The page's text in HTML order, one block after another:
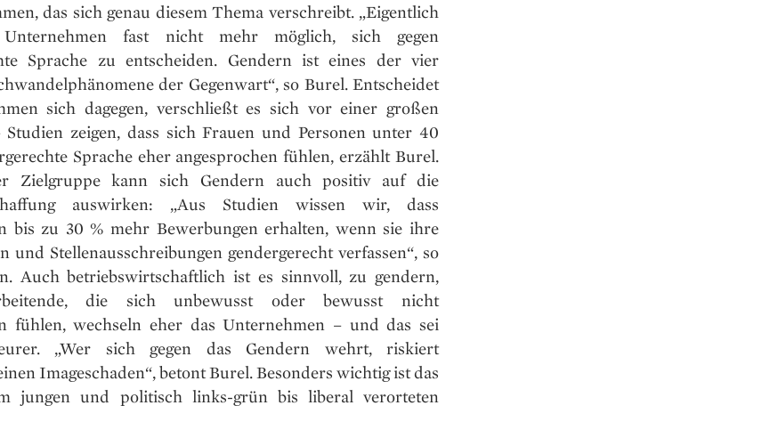
das sich genau diesem Thema verschreibt. „Eigentlich
fast nicht mehr möglich, sich gegen
Sprache zu entscheiden. Gendern ist eines der vier
der Gegenwart“, so Burel. Entscheidet
sich dagegen, verschließt es sich vor einer großen
zeigen, dass sich Frauen und Personen unter 40
Sprache eher angesprochen fühlen, erzählt Burel.
Zielgruppe kann sich Gendern auch positiv auf die
auswirken: „Aus Studien wissen wir, dass
bis zu 30 % mehr Bewerbungen erhalten, wenn sie ihre
und Stellenausschreibungen gendergerecht verfassen“, so
Auch betriebswirtschaftlich ist es sinnvoll, zu gendern,
die sich unbewusst oder bewusst nicht
fühlen, wechseln eher das Unternehmen – und das sei
„Wer sich gegen das Gendern wehrt, riskiert
Imageschaden“, betont Burel. Besonders wichtig ist das
jungen und politisch links-grün bis liberal verorteten